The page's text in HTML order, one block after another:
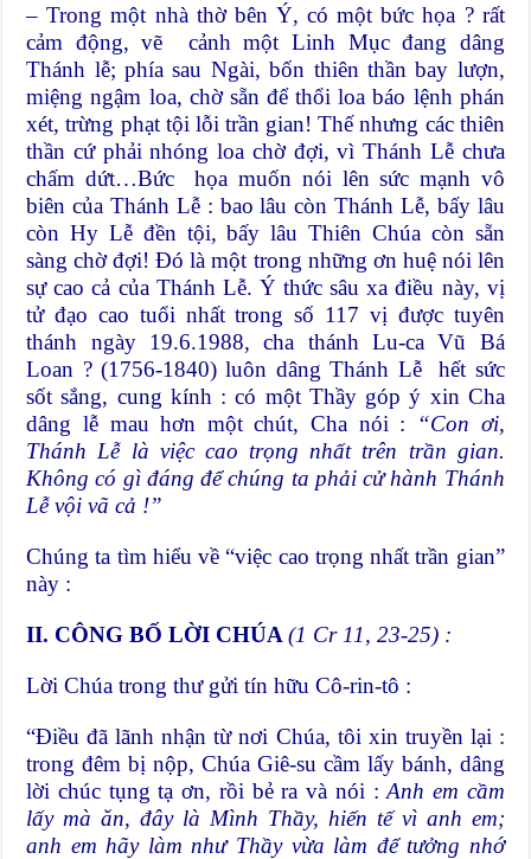
– Trong một nhà thờ bên Ý, có một bức họa ? rất
cảm động, vẽ cảnh một Linh Mục đang dâng
Thánh lễ; phía sau Ngài, bốn thiên thần bay lượn,
miệng ngậm loa, chờ sẵn để thổi loa báo lệnh phán
xét, trừng phạt tội lỗi trần gian! Thế nhưng các thiên
thần cứ phải nhóng loa chờ đợi, vì Thánh Lễ chưa
chấm dứt…Bức họa muốn nói lên sức mạnh vô
biên của Thánh Lễ : bao lâu còn Thánh Lễ, bấy lâu
còn Hy Lễ đền tội, bấy lâu Thiên Chúa còn sẵn
sàng chờ đợi! Đó là một trong những ơn huệ nói lên
sự cao cả của Thánh Lễ. Ý thức sâu xa điều này, vị
tử đạo cao tuổi nhất trong số 117 vị được tuyên
thánh ngày 19.6.1988, cha thánh Lu-ca Vũ Bá
Loan ? (1756-1840) luôn dâng Thánh Lễ hết sức
sốt sắng, cung kính : có một Thầy góp ý xin Cha
dâng lễ mau hơn một chút, Cha nói : “Con ơi,
Thánh Lễ là việc cao trọng nhất trên trần gian.
Không có gì đáng để chúng ta phải cử hành Thánh
Lễ vội vã cả !”
Chúng ta tìm hiểu về “việc cao trọng nhất trần gian”
này :
II. CÔNG BỐ LỜI CHÚA(1 Cr 11, 23-25) :
Lời Chúa trong thư gửi tín hữu Cô-rin-tô :
“Điều đã lãnh nhận từ nơi Chúa, tôi xin truyền lại :
trong đêm bị nộp, Chúa Giê-su cầm lấy bánh, dâng
lời chúc tụng tạ ơn, rồi bẻ ra và nói :Anh em cầm
lấy mà ăn, đây là Mình Thầy, hiến tế vì anh em;
anh em hãy làm như Thầy vừa làm để tưởng nhớ